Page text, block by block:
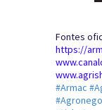
Fontes
https://
#Armac